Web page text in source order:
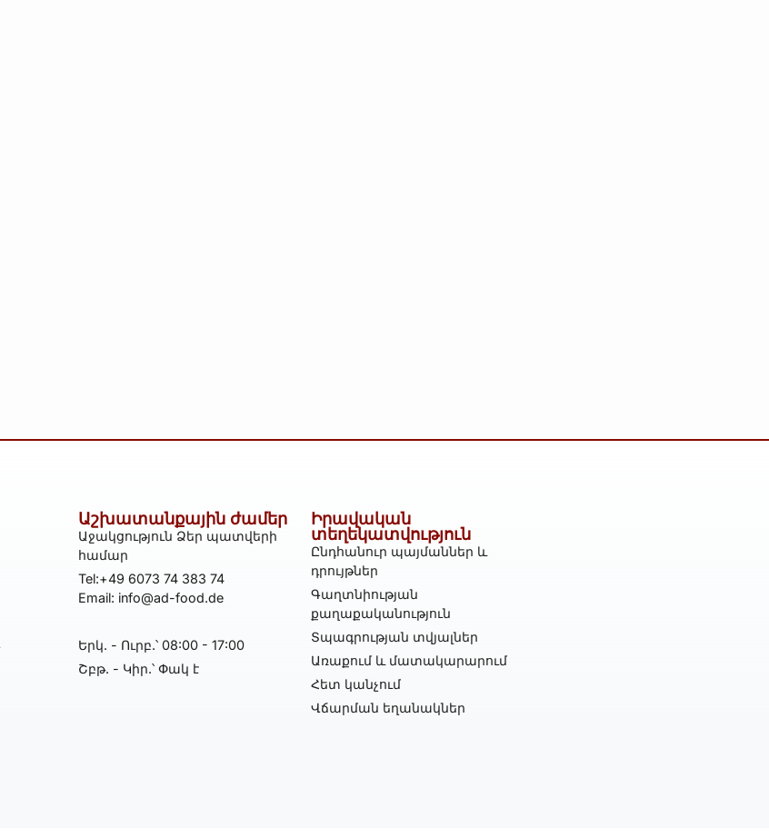
Աշխատանքային ժամեր
Աջակցություն Ձեր պատվերի
համար
Tel:+49 6073 74 383 74
Email: info@ad-food.de
Երկ․ - Ուրբ․՝ 08:00 - 17:00
Շբթ․ - Կիր․՝ Փակ է
Իրավական
տեղեկատվություն
Ընդհանուր պայմաններ և
դրույթներ
Գաղտնիության
քաղաքականություն
Տպագրության տվյալներ
Առաքում և մատակարարում
Հետ կանչում
Վճարման եղանակներ